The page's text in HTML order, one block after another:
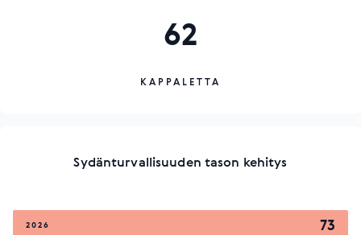
62
KAPPALETTA
Sydänturvallisuuden tason kehitys
2026 73